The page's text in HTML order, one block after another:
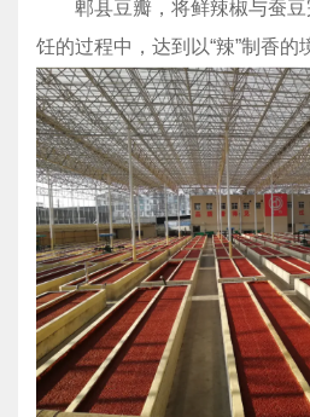
郫县豆瓣，将鲜辣椒与蚕
饪的过程中，达到以“辣”制香的